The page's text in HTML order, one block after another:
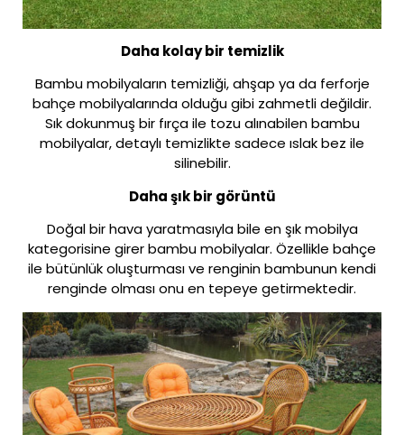
Daha kolay bir temizlik
Bambu mobilyaların temizliği, ahşap ya da ferforje
bahçe mobilyalarında olduğu gibi zahmetli değildir.
Sık dokunmuş bir fırça ile tozu alınabilen bambu
mobilyalar, detaylı temizlikte sadece ıslak bez ile
silinebilir.
Daha şık bir görüntü
Doğal bir hava yaratmasıyla bile en şık mobilya
kategorisine girer bambu mobilyalar. Özellikle bahçe
ile bütünlük oluşturması ve renginin bambunun kendi
renginde olması onu en tepeye getirmektedir.